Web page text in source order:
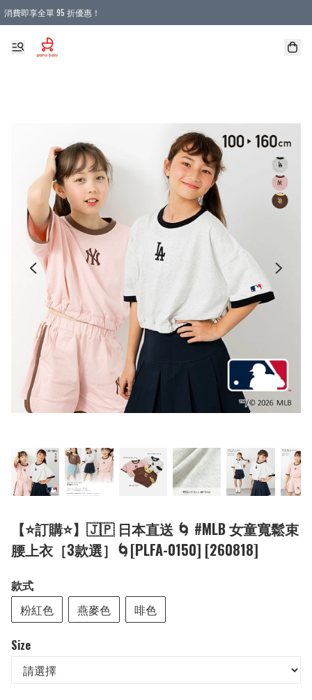
消費即享全單 95 折優惠！
購物滿 HKD 900.00即享免運費優惠！（適用於 本地送貨、本地取貨 )
【⭐訂購⭐】🇯🇵 日本直送 🌀 #MLB 女童寬鬆束
腰上衣［3款選］🌀[PLFA-0150] [260818]
款式
粉紅色
燕麥色 啡色
Size